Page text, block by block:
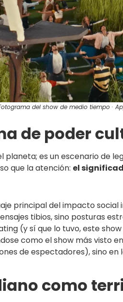
del show de medio tiempo ·
de poder
es un escenario de
que la atención: el
principal del impacto social
tibios, sino posturas
(y sí que lo tuvo, este
como el show más visto
de espectadores), sino
como